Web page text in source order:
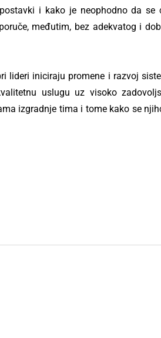
i kako je neophodno da se
međutim, bez adekvatog i
lideri iniciraju promene i razvoj
uslugu uz visoko
izgradnje tima i tome kako se